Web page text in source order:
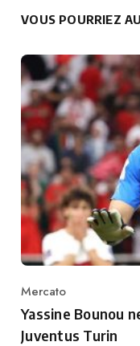
VOUS POURRIEZ
Category
Mercato
Yassine Bounou
Juventus Turin